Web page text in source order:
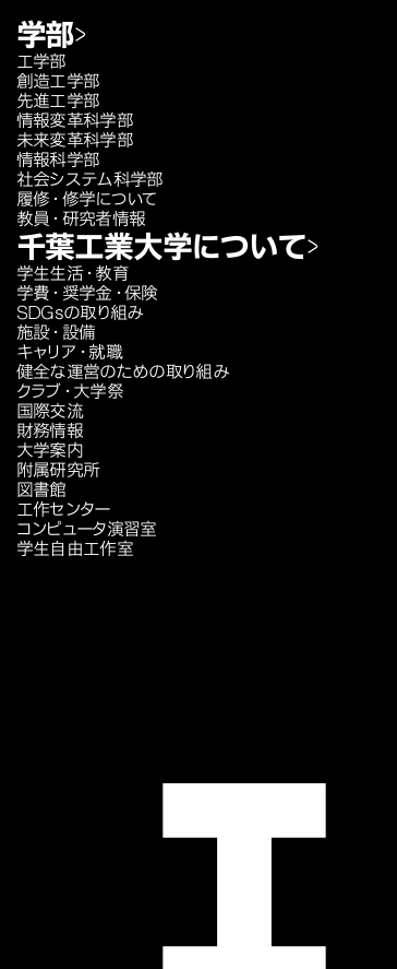
学部
工学部
創造工学部
先進工学部
情報変革科学部
未来変革科学部
情報科学部
社会システム科学部
履修・修学について
教員・研究者情報
千葉工業大学について
学生生活・教育
学費・奨学金・保険
SDGsの取り組み
施設・設備
キャリア・就職
健全な運営のための取り組み
クラブ・大学祭
国際交流
財務情報
大学案内
附属研究所
図書館
工作センター
コンピュータ演習室
学生自由工作室